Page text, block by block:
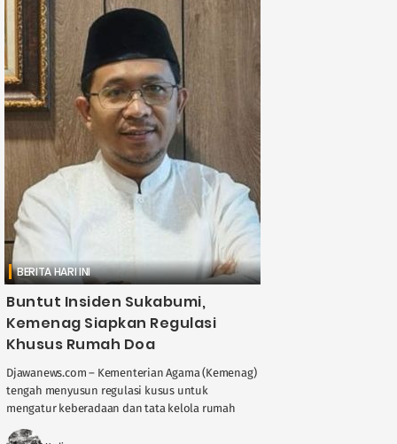
BERITA HARI INI
Buntut Insiden Sukabumi,
Kemenag Siapkan Regulasi
Khusus Rumah Doa
Djawanews.com – Kementerian Agama (Kemenag)
tengah menyusun regulasi kusus untuk
mengatur keberadaan dan tata kelola rumah